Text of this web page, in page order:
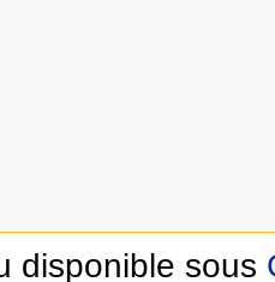
disponible sous